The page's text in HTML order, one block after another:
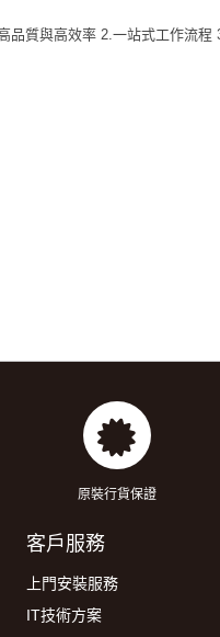
原裝行貨保證
客戶服務
上門安裝服務
IT技術方案